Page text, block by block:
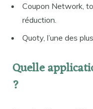
Coupon Network,
réduction.
Quoty, l’une des
Quelle
?